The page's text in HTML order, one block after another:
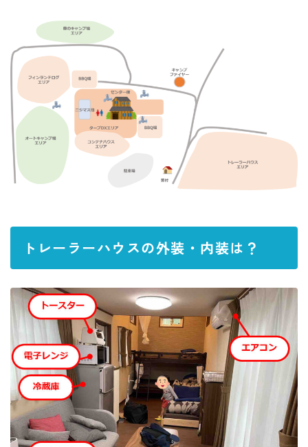
トレーラーハウスの外装・内装は？